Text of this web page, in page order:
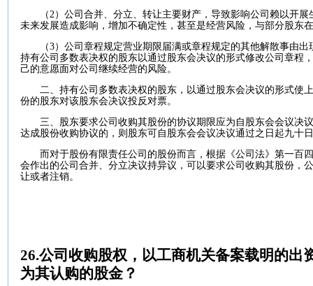
（2）公司合并、分立、转让主要财产，导致影响公司赖以开
未来发展造成影响，增加不确定性，甚至是经营风险，与部分股东
（3）公司章程规定营业期限届满或章程规定的其他解散事由
持有公司多数表决权的股东以通过股东会决议的形式修改公司章程
己的意愿面对公司继续经营的风险。
二、持有公司多数表决权的股东，以通过股东会决议的形式使
份的股东对该股东会决议投反对票。
三、股东要求公司收购其股份的协议期限应为自股东会会议决
达成股份收购协议的，则股东可自股东会会议决议通过之日起九十
而对于股份有限责任公司的股份而言，根据《公司法》第一百
会作出的公司合并、分立决议持异议，可以要求公司收购其股份，
让或者注销。
26.公司收购股权，以工商机关备案载明的出
为其认购的股金？